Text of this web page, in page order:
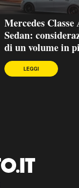
Mercedes Classe
Sedan:
di un volume in
LEGGI